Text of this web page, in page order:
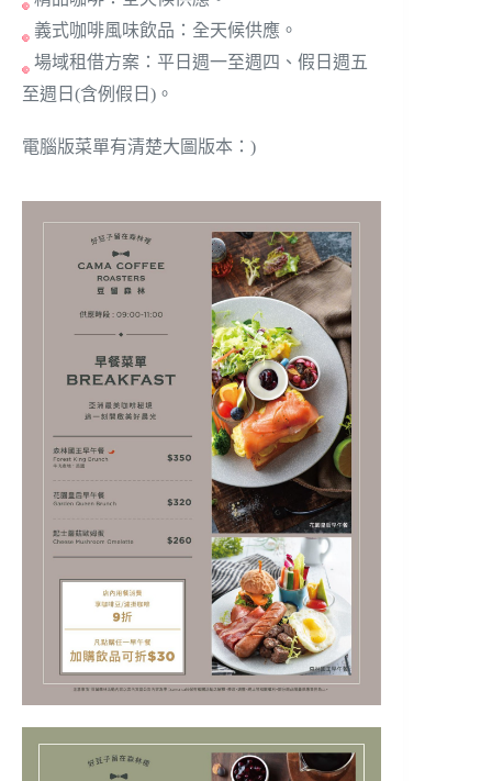
義式咖啡風味飲品：全天候供應。
場域租借方案：平日週一至週四、假日週五
至週日(含例假日)。
電腦版菜單有清楚大圖版本：)